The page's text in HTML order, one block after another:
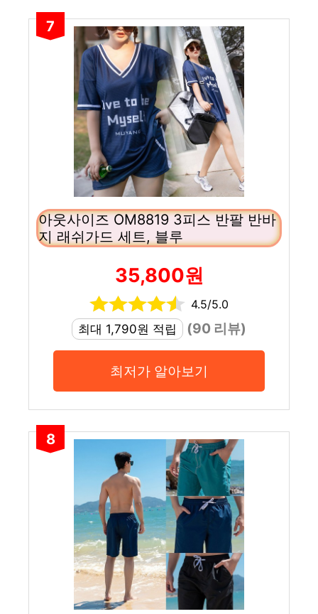
7
아웃사이즈 OM8819 3피스 반팔 반바
지 래쉬가드 세트, 블루
35,800원
4.5/5.0
최대 1,790원 적립
(90 리뷰)
최저가 알아보기
8